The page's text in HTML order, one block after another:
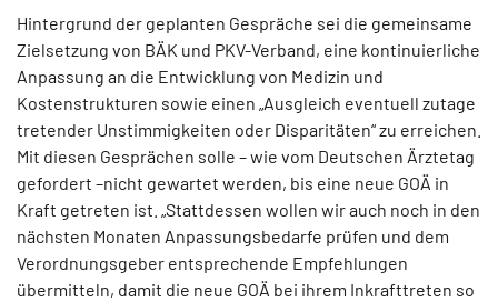
Hintergrund der geplanten Gespräche sei die gemeinsame
Zielsetzung von BÄK und PKV-Verband, eine kontinuierliche
Anpassung an die Entwicklung von Medizin und
Kostenstrukturen sowie einen „Ausgleich eventuell zutage
tretender Unstimmigkeiten oder Disparitäten“ zu erreichen.
Mit diesen Gesprächen solle – wie vom Deutschen Ärztetag
gefordert –nicht gewartet werden, bis eine neue GOÄ in
Kraft getreten ist. „Stattdessen wollen wir auch noch in den
nächsten Monaten Anpassungsbedarfe prüfen und dem
Verordnungsgeber entsprechende Empfehlungen
übermitteln, damit die neue GOÄ bei ihrem Inkrafttreten so